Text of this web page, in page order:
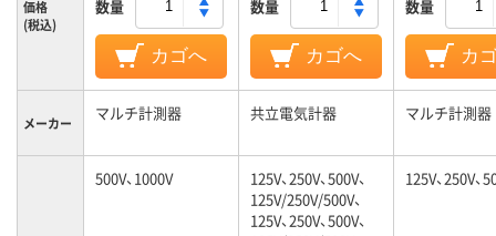
価格
(税込)
数量
カゴへ
数量
カゴへ
数量
カ
メーカー マルチ計測器 共立電気計器 マルチ計測器
500V、1000V
125V、250V、500V、
125V/250V/500V、
125V、250V、500V、
125V、250V、